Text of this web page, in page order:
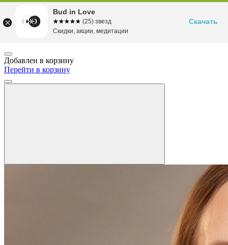
Добавлен в корзину
Перейти в корзину
Bud in Love
☆☆☆☆☆
★★★★★ (25) звезд
Скидки, акции, медитации
Скачать